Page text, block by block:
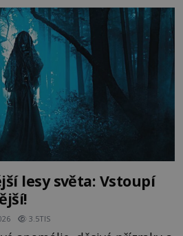
podobná svědectví po
tato opakující se svědectví
lesy světa: Vstoupí
3.5TIS